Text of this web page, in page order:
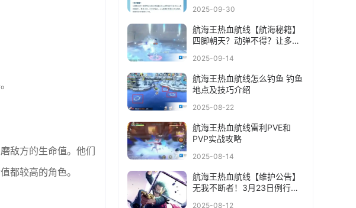
敌方的生命值。他们
都较高的角色。
2025-09-30
航海王热血航线【航海秘籍】
四脚朝天？动弹不得？让多重
2025-09-14
航海王热血航线怎么钓鱼 钓鱼
地点及技巧介绍
2025-08-22
航海王热血航线雷利PVE和
PVP实战攻略
2025-08-14
航海王热血航线【维护公告】
无我不断者！3月23日例行维
2025-08-12